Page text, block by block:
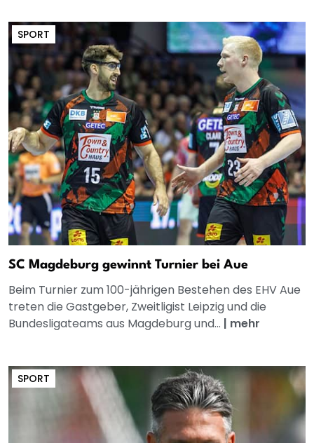
SPORT
SC Magdeburg gewinnt Turnier bei Aue
Beim Turnier zum 100-jährigen Bestehen des EHV Aue
treten die Gastgeber, Zweitligist Leipzig und die
Bundesligateams aus Magdeburg und... | mehr
SPORT